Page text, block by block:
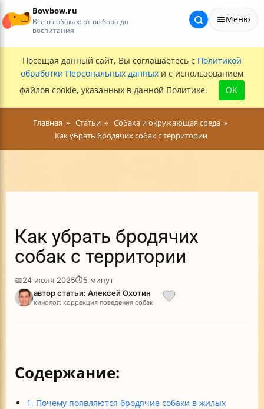
Bowbow.ru
Все о собаках: от выбора до
воспитания
Меню
Посещая данный сайт, Вы соглашаетесь с Политикой
обработки Персональных данных и с использованием
файлов cookie, указанных в данной Политике.
OK
Главная Статьи
Собака и окружающая среда
Как убрать бродячих собак с территории
Как убрать бродячих
собак с территории
📅24 июля 2025⏱5 минут
автор статьи: Алексей Охотин
кинолог: коррекция поведения собак
Содержание:
1. Почему появляются бродячие собаки в жилых